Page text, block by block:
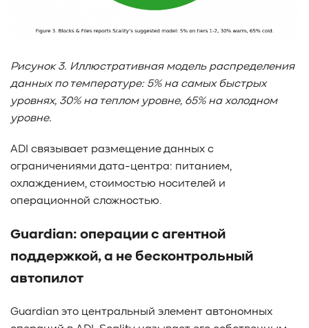
Рисунок 3. Иллюстративная модель распределения
данных по температуре: 5% на самых быстрых
уровнях, 30% на теплом уровне, 65% на холодном
уровне.
ADI связывает размещение данных с
ограничениями дата-центра: питанием,
охлаждением, стоимостью носителей и
операционной сложностью.
Guardian: операции с агентной
поддержкой, а не бесконтрольный
автопилот
Guardian это центральный элемент автономных